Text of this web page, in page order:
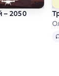
– 2050
4 на основе 140